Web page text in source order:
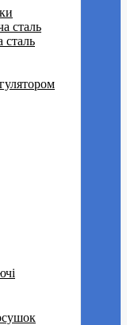
сталь
сталь